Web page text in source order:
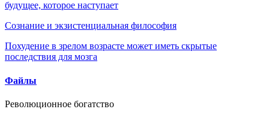
будущее, которое наступает
Сознание и экзистенциальная философия
Похудение в зрелом возрасте может иметь скрытые
последствия для мозга
Файлы
Революционное богатство